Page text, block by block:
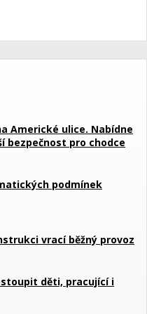
Americké ulice. Nabídne
bezpečnost pro chodce
podmínek
vrací běžný provoz
děti, pracující i